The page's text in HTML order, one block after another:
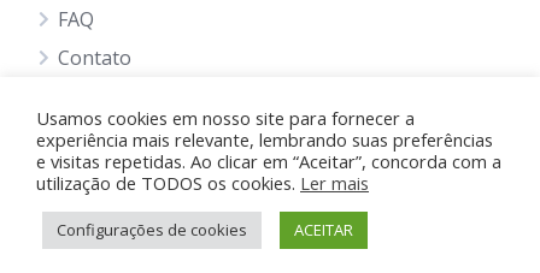
FAQ
Contato
Anunciando Agora
Página Inicial
Minha Conta
Usamos cookies em nosso site para fornecer a
experiência mais relevante, lembrando suas preferências
e visitas repetidas. Ao clicar em “Aceitar”, concorda com a
utilização de TODOS os cookies. Ler mais
Configurações de cookies ACEITAR